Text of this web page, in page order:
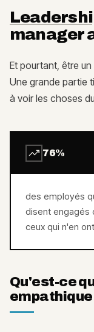
manager
Et pourtant, être
Une grande partie
à voir les choses
76%
des employés
disent engagés
ceux qui n'en
Qu'est-ce
empathique